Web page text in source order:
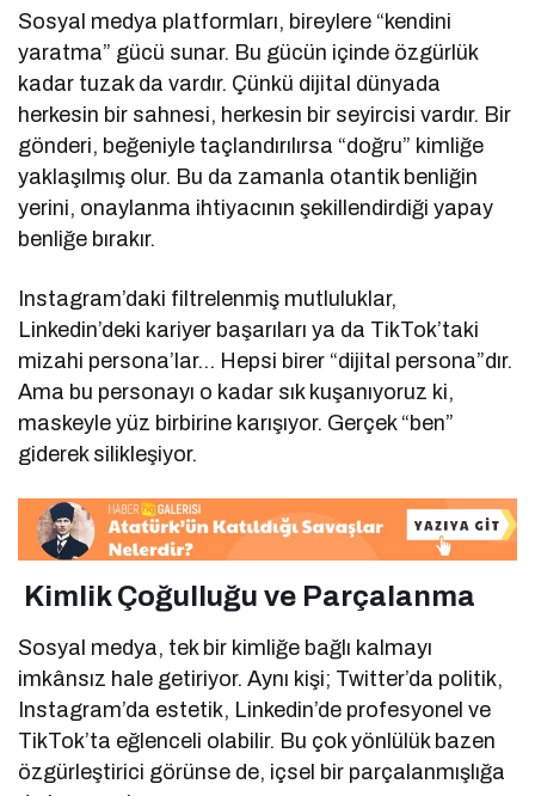
Sosyal medya platformları, bireylere “kendini
yaratma” gücü sunar. Bu gücün içinde özgürlük
kadar tuzak da vardır. Çünkü dijital dünyada
herkesin bir sahnesi, herkesin bir seyircisi vardır. Bir
gönderi, beğeniyle taçlandırılırsa “doğru” kimliğe
yaklaşılmış olur. Bu da zamanla otantik benliğin
yerini, onaylanma ihtiyacının şekillendirdiği yapay
benliğe bırakır.
Instagram’daki filtrelenmiş mutluluklar,
Linkedin’deki kariyer başarıları ya da TikTok’taki
mizahi persona’lar… Hepsi birer “dijital persona”dır.
Ama bu personayı o kadar sık kuşanıyoruz ki,
maskeyle yüz birbirine karışıyor. Gerçek “ben”
giderek silikleşiyor.
Kimlik Çoğulluğu ve Parçalanma
Sosyal medya, tek bir kimliğe bağlı kalmayı
imkânsız hale getiriyor. Aynı kişi; Twitter’da politik,
Instagram’da estetik, Linkedin’de profesyonel ve
TikTok’ta eğlenceli olabilir. Bu çok yönlülük bazen
özgürleştirici görünse de, içsel bir parçalanmışlığa